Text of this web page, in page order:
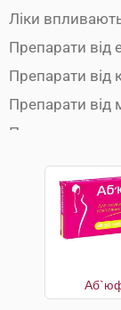
Ліки
Препарати від
Препарати від
Препарати від
Препарати для
Препарати при
Препарати при
Препарати при